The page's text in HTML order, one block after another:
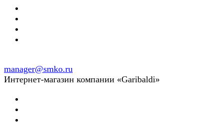
manager@smko.ru
Интернет-магазин компании «Garibaldi»